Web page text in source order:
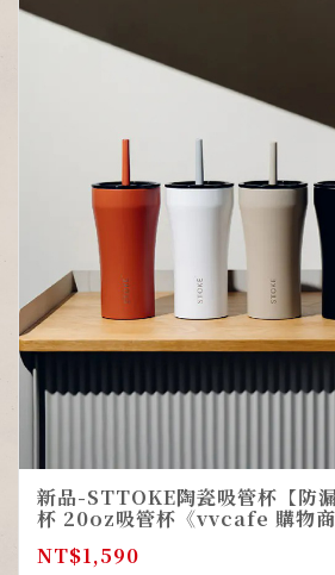
新品-STTOKE陶瓷吸管杯【防
杯 20oz吸管杯《vvcafe 購物商
NT$1,590